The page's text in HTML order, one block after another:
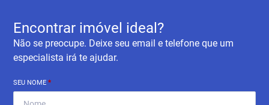
Encontrar imóvel ideal?
Não se preocupe. Deixe seu email e telefone que um
especialista irá te ajudar.
SEU NOME*